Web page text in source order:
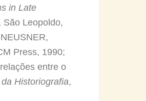
in Late
São Leopoldo,
Press, 1990;
entre o
Historiografia,